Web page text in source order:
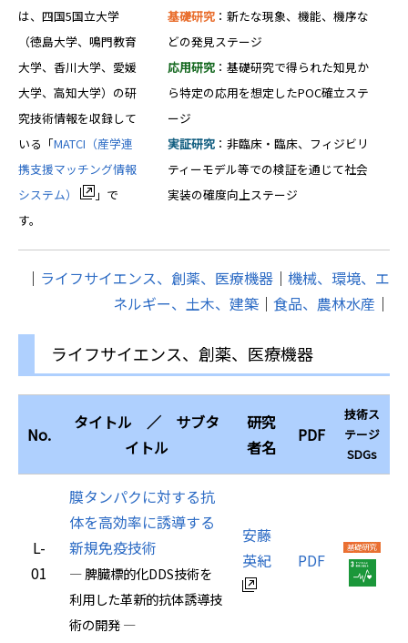
は、四国5国立大学
（徳島大学、鳴門教育
大学、香川大学、愛媛
大学、高知大学）の研
究技術情報を収録して
いる「MATCI（産学連
携支援マッチング情報
システム）
」で
す。
基礎研究 ：新たな現象、機能、機序な
どの発見ステージ
応用研究 ：基礎研究で得られた知見か
ら特定の応用を想定したPOC確立ステ
ージ
実証研究 ：非臨床・臨床、フィジビリ
ティーモデル等での検証を通じて社会
実装の確度向上ステージ
│ ライフサイエンス、創薬、医療機器 │ 機械、環境、エ
ネルギー、土木、建築 │ 食品、農林水産 │
ライフサイエンス、創薬、医療機器
No.
タイトル ／ サブタ
イトル
研究
者名
PDF
技術ス
テージ
SDGs
L-
01
膜タンパクに対する抗
体を高効率に誘導する
新規免疫技術
― 脾臓標的化DDS技術を
利用した革新的抗体誘導技
術の開発 ―
安藤
英紀
PDF